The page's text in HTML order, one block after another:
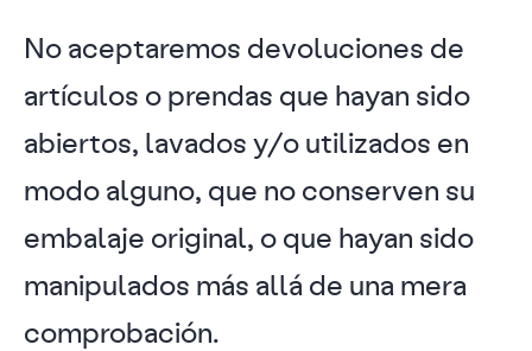
No aceptaremos devoluciones de
artículos o prendas que hayan sido
abiertos, lavados y/o utilizados en
modo alguno, que no conserven su
embalaje original, o que hayan sido
manipulados más allá de una mera
comprobación.